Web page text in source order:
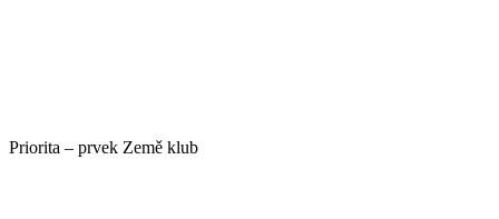
Priorita – prvek Země klub